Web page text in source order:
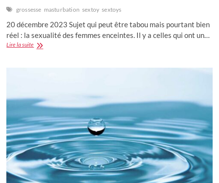
grossesse masturbation sextoy sextoys
20 décembre 2023 Sujet qui peut être tabou mais pourtant bien
réel : la sexualité des femmes enceintes. Il y a celles qui ont un…
Lire la suiteQuel
lorsqu’on
est
?